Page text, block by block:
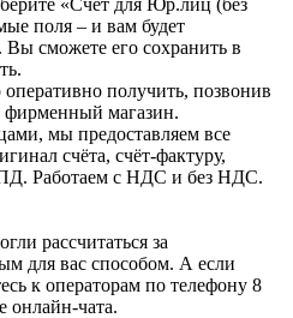
поля – и вам будет
Вы сможете его сохранить в
получить, позвонив
магазин.
мы предоставляем все
счёта, счёт-фактуру,
Работаем с НДС и без НДС.
рассчитаться за
для вас способом. А если
к операторам по телефону 8
онлайн-чата.